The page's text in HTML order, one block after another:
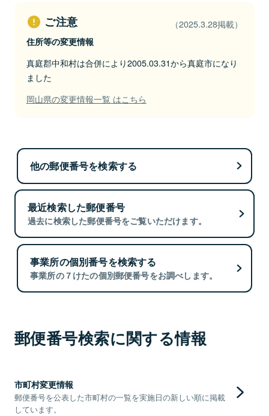
ご注意 （2025.3.28掲載）
住所等の変更情報
真庭郡中和村は合併により2005.03.31から真庭市になり
ました
岡山県の変更情報一覧 はこちら
他の郵便番号を検索する
最近検索した郵便番号
過去に検索した郵便番号をご覧いただけます。
事業所の個別番号を検索する
事業所の７けたの個別郵便番号をお調べします。
郵便番号検索に関する情報
市町村変更情報
郵便番号を公表した市町村の一覧を実施日の新しい順に掲載
しています。